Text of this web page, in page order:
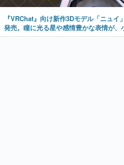
『VRChat』向け新作3Dモデル「ニュ
発売。瞳に光る星や感情豊かな表情が、